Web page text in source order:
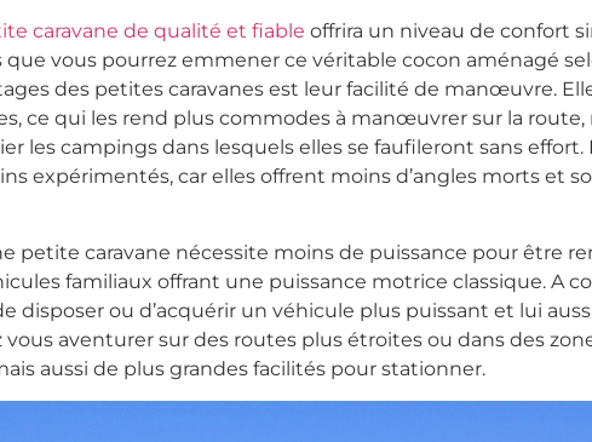
caravane de qualité et fiable offrira un niveau de confort
vous pourrez emmener ce véritable cocon aménagé
des petites caravanes est leur facilité de manœuvre.
ce qui les rend plus commodes à manœuvrer sur la
les campings dans lesquels elles se faufileront sans
expérimentés, car elles offrent moins d’angles morts et
petite caravane nécessite moins de puissance pour être
familiaux offrant une puissance motrice classique. A
disposer ou d’acquérir un véhicule plus puissant et lui
aventurer sur des routes plus étroites ou dans des
aussi de plus grandes facilités pour stationner.